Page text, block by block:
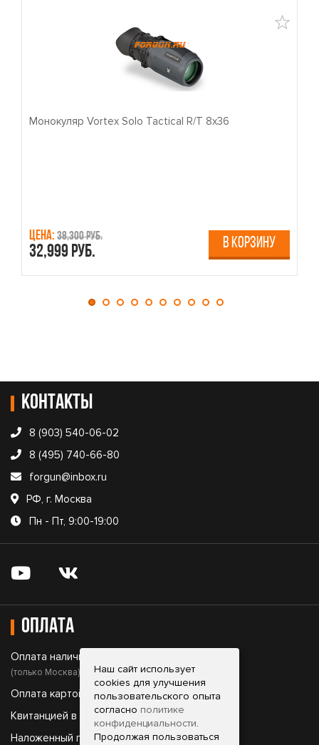
Монокуляр Vortex Solo Tactical R/T 8x36
Цена: 38,300 руб.
32,999 руб. В КОРЗИНУ
Контакты
8 (903) 540-06-02
8 (495) 740-66-80
forgun@inbox.ru
РФ, г. Москва
Пн - Пт, 9:00-19:00
Оплата
Оплата наличными;
(только Москва)
Оплата картой;
Квитанцией в банке;
Наложенный платеж.
Наш сайт использует
cookies для улучшения
пользовательского опыта
согласно политике
конфиденциальности.
Продолжая пользоваться